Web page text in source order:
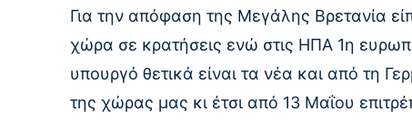
Για την απόφαση της Μεγάλης Βρετανία
χώρα σε κρατήσεις ενώ στις ΗΠΑ 1η
υπουργό θετικά είναι τα νέα και από τη
της χώρας μας κι έτσι από 13 Μαΐου